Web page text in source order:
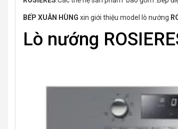
BẾP XUÂN HÙNG xin giới thiệu model lò nướng
Lò nướng